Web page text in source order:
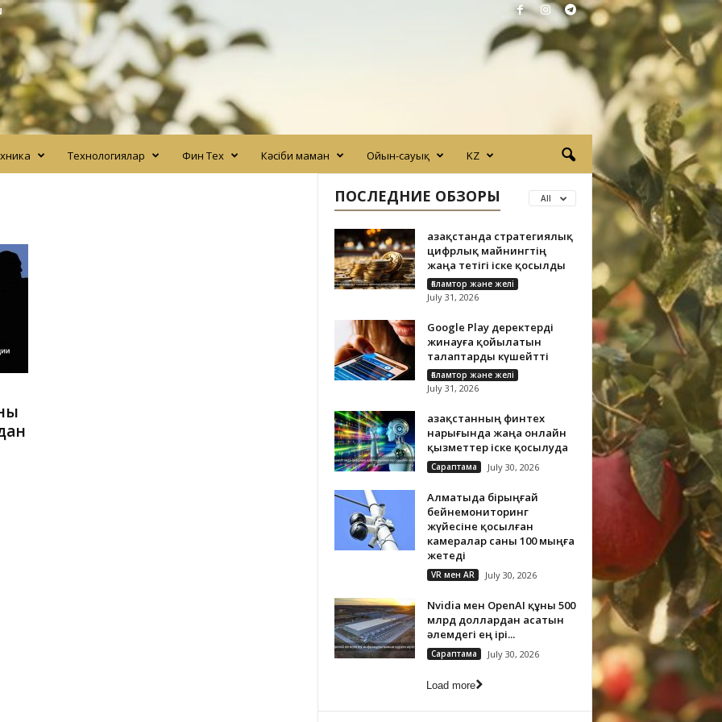
Технологиялар Фин Тех Кәсіби маман Ойын-сауық KZ
ПОСЛЕДНИЕ ОБЗОРЫ All
Қазақстанда стратегиялық
цифрлық майнингтің
жаңа тетігі іске қосылды
Ғаламтор және желі
July 31, 2026
Google Play деректерді
жинауға қойылатын
талаптарды күшейтті
Ғаламтор және желі
July 31, 2026
Қазақстанның финтех
нарығында жаңа онлайн
қызметтер іске қосылуда
Сараптама July 30, 2026
Алматыда бірыңғай
бейнемониторинг
жүйесіне қосылған
камералар саны 100 мыңға
жетеді
VR мен AR July 30, 2026
Nvidia мен OpenAI құны 500
млрд доллардан асатын
әлемдегі ең ірі...
Сараптама July 30, 2026
Load more